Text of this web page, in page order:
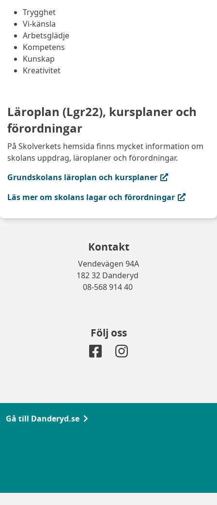
Trygghet
Vi-känsla
Arbetsglädje
Kompetens
Kunskap
Kreativitet
Läroplan (Lgr22), kursplaner och
förordningar
På Skolverkets hemsida finns mycket information om
skolans uppdrag, läroplaner och förordningar.
Grundskolans läroplan och kursplaner
(extern länk, öppnas i ny flik)
Läs mer om skolans lagar och förordningar
(extern länk, öppnas i ny flik)
Kontakt
Vendevägen 94A
182 32 Danderyd
08-568 914 40
Följ oss
Gå till Danderyd.se